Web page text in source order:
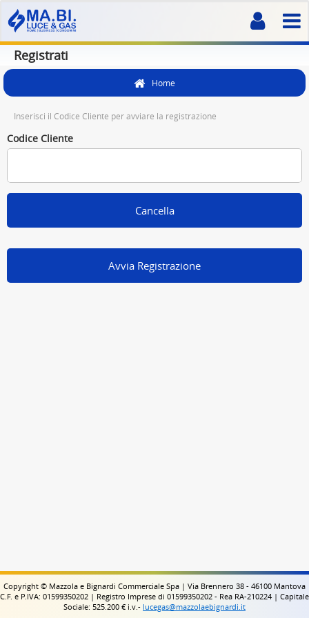
Registrati
Home
Inserisci il Codice Cliente per avviare la registrazione
Codice Cliente
Copyright © Mazzola e Bignardi Commerciale Spa | Via Brennero 38 - 46100 Mantova
C.F. e P.IVA: 01599350202 | Registro Imprese di 01599350202 - Rea RA-210224 | Capitale
Sociale: 525.200 € i.v.- lucegas@mazzolaebignardi.it